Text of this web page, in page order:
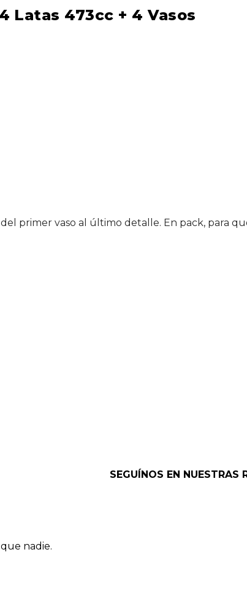
Latas 473cc + 4 Vasos
primer vaso al último detalle. En pack, para
SEGUÍNOS EN NUESTRAS
nadie.